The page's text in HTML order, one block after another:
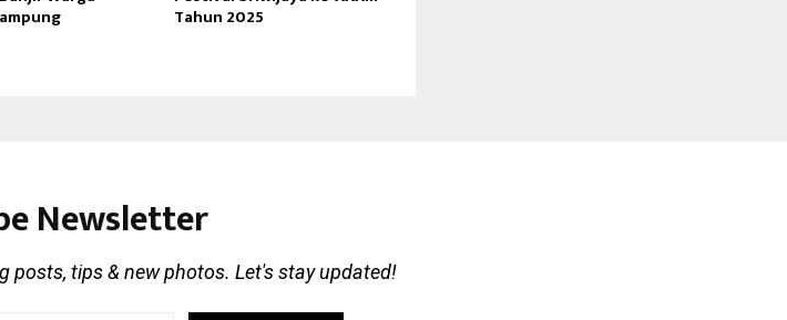
Tahun 2025
Newsletter
posts, tips & new photos. Let's stay updated!